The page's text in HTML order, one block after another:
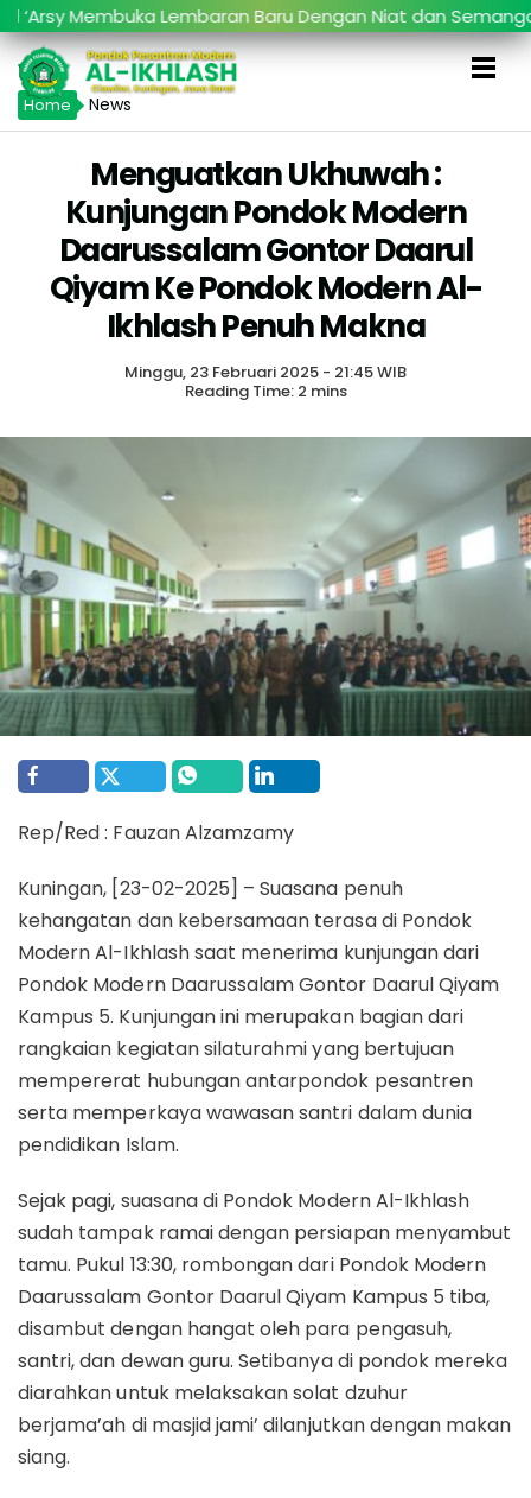
Membuka Lembaran Baru Dengan Niat dan Semangat
Home News
Menguatkan Ukhuwah :
Kunjungan Pondok Modern
Daarussalam Gontor Daarul
Qiyam Ke Pondok Modern Al-
Ikhlash Penuh Makna
Minggu, 23 Februari 2025 - 21:45 WIB
Reading Time: 2 mins
Rep/Red : Fauzan Alzamzamy
Kuningan, [23-02-2025] – Suasana penuh
kehangatan dan kebersamaan terasa di Pondok
Modern Al-Ikhlash saat menerima kunjungan dari
Pondok Modern Daarussalam Gontor Daarul Qiyam
Kampus 5. Kunjungan ini merupakan bagian dari
rangkaian kegiatan silaturahmi yang bertujuan
mempererat hubungan antarpondok pesantren
serta memperkaya wawasan santri dalam dunia
pendidikan Islam.
Sejak pagi, suasana di Pondok Modern Al-Ikhlash
sudah tampak ramai dengan persiapan menyambut
tamu. Pukul 13:30, rombongan dari Pondok Modern
Daarussalam Gontor Daarul Qiyam Kampus 5 tiba,
disambut dengan hangat oleh para pengasuh,
santri, dan dewan guru. Setibanya di pondok mereka
diarahkan untuk melaksakan solat dzuhur
berjama’ah di masjid jami’ dilanjutkan dengan makan
siang.